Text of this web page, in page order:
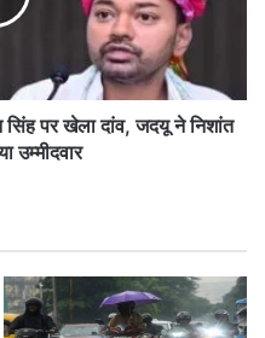
सिंह पर खेला दांव, जदयू ने निशांत
उम्मीदवार